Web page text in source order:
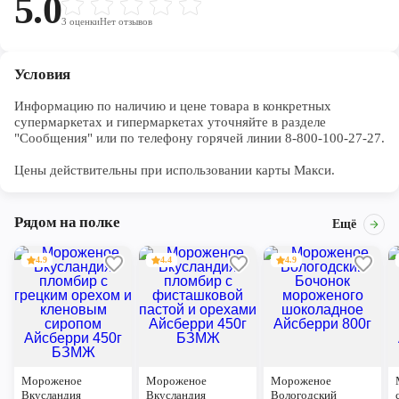
5.03 оценкиНет отзывов
Условия
Информацию по наличию и цене товара в конкретных
супермаркетах и гипермаркетах уточняйте в разделе
"Сообщения" или по телефону горячей линии 8-800-100-27-27.
Цены действительны при использовании карты Макси.
Рядом на полке Ещё
4.9
Мороженое
Вкусландия
4.4
Мороженое
Вкусландия
4.9
Мороженое
Вологодский